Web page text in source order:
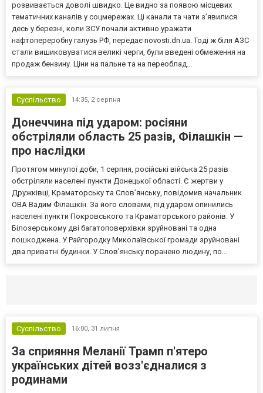
розвивається доволі швидко. Це видно за появою місцевих
тематичних каналів у соцмережах. Ці канали та чати з’явилися
десь у березні, коли ЗСУ почали активно уражати
нафтопереробну галузь РФ, передає novosti.dn.ua. Тоді ж біля АЗС
стали вишиковуватися великі черги, були введені обмеження на
продаж бензину. Ціни на пальне та на переоблад...
Суспільство 14:35, 2 серпня
Донеччина під ударом: росіяни
обстріляли область 25 разів, Філашкін —
про наслідки
Протягом минулої доби, 1 серпня, російські війська 25 разів
обстріляли населені пункти Донецької області. Є жертви у
Дружківці, Краматорську та Слов’янську, повідомив начальник
ОВА Вадим Філашкін. За його словами, під ударом опинились
населені пункти Покровського та Краматорського районів. У
Білозерському дві багатоповерхівки зруйновані та одна
пошкоджена. У Райгородку Миколаївської громади зруйновані
два приватні будинки. У Слов’янську поранено людину, по...
Суспільство 16:00, 31 липня
За сприяння Меланії Трамп п'ятеро
українських дітей возз'єдналися з
родинами